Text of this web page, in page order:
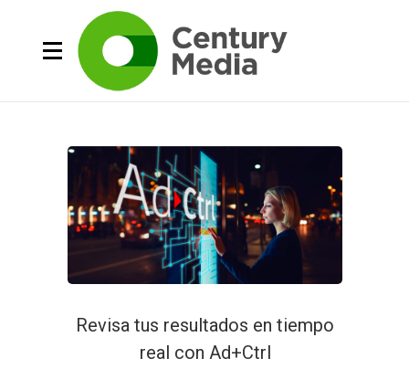
Revisa tus resultados en tiempo
real con Ad+Ctrl